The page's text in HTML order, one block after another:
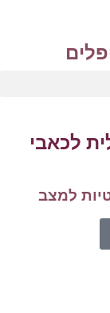
לכאבי
למצב